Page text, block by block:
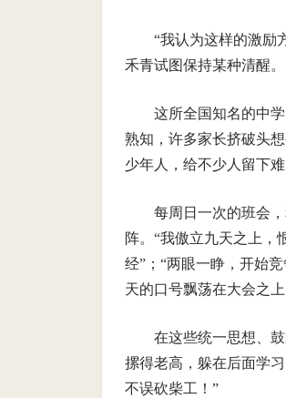
“我认为这样的激励
禾青试图保持某种清醒。
这所全国知名的中
熟知，许多家长挤破头
少年人，给不少人留下难
每周日一次的班会
阵。“我傲立九天之上，
经”；“两眼一睁，开始
天的口号飘荡在大会之
在这些统一思想、
摞得老高，躲在后面学
不误砍柴工！”